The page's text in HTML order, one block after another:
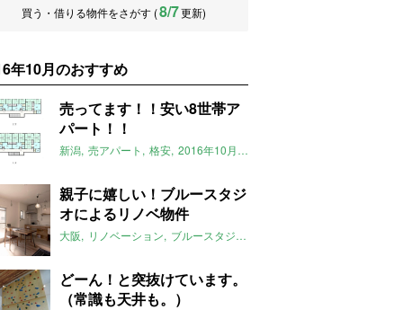
買う・借りる物件をさがす (8/7更新)
年10月のおすすめ
売ってます！！安い8世帯ア
パート！！
新潟 売アパート 格安 2016年10月のおすすめ
親子に嬉しい！ブルースタジ
オによるリノベ物件
大阪 リノベーション ブルースタジオ
どーん！と突抜けています。
（常識も天井も。）